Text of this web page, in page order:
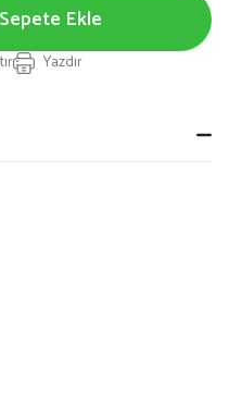
Sepete Ekle
Yazdır